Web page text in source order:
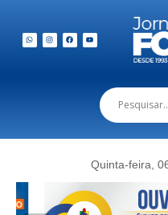
Quinta-feira,